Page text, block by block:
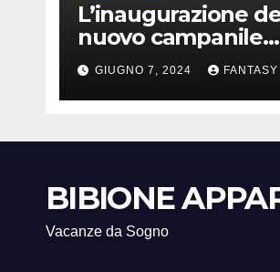
L’inaugurazione
nuovo campanile
della chiesa di
Maria Assunta di
Bibione
GIUGNO 7, 2024 FANTASY
BIBIONE
Vacanze da Sogno